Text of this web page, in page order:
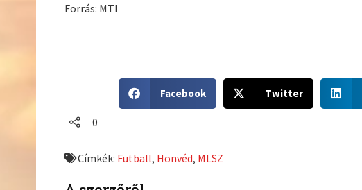
Forrás: MTI
h
o
Facebook
h
Twitter
h
0
Címkék: Futball, Honvéd, MLSZ